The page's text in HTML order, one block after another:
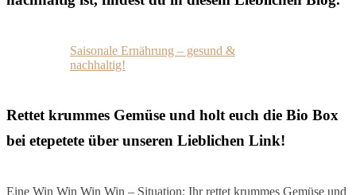
Saisonale Ernährung – gesund &
nachhaltig!
Rettet krummes Gemüse und holt euch die Bio Box
bei etepetete über unseren Lieblichen Link!
Eine Win Win Win Win – Situation: Ihr rettet krummes Gemüse und